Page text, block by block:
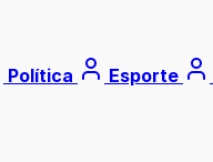
Política Esporte